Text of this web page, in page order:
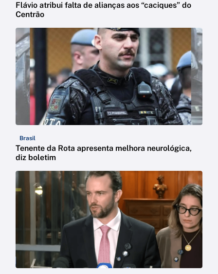
Flávio atribui falta de alianças aos “caciques” do
Centrão
Brasil
Tenente da Rota apresenta melhora neurológica,
diz boletim